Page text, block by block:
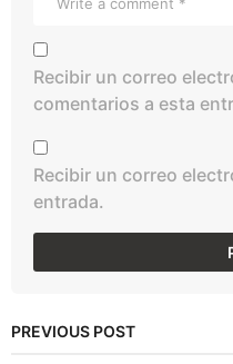
Recibir un correo
comentarios a esta
Recibir un correo
entrada.
PREVIOUS POST